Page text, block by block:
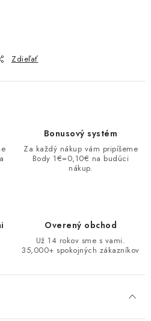
Zdieľať
Bonusový systém
Za každý nákup vám pripíšeme
Body 1€=0,10€ na budúci
nákup.
Overený obchod
Už 14 rokov sme s vami.
35,000+ spokojných zákazníkov